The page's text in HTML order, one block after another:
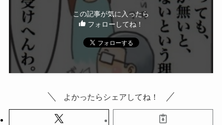
この記事が気に入ったら
フォローしてね！
よかったらシェアしてね！